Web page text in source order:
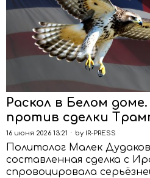
Раскол в Белом
против сделки
16 июня 2026 13:21 by IR-PRESS
Политолог Малек
составленная сделка с
спровоцировала